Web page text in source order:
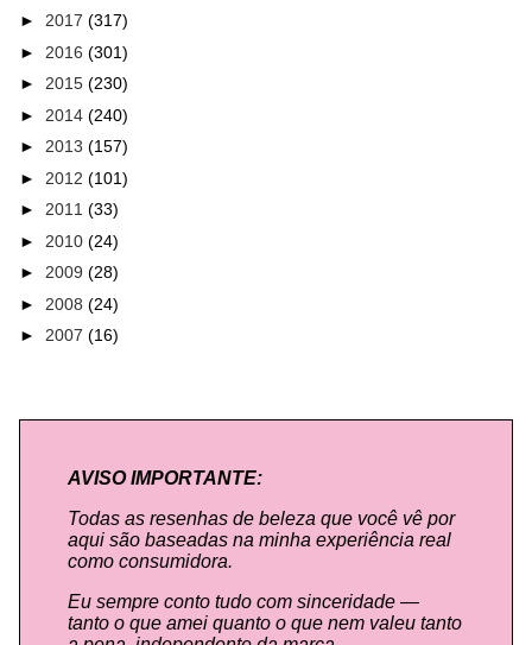
► 2017 (317)
► 2016 (301)
► 2015 (230)
► 2014 (240)
► 2013 (157)
► 2012 (101)
► 2011 (33)
► 2010 (24)
► 2009 (28)
► 2008 (24)
► 2007 (16)
AVISO IMPORTANTE:
Todas as resenhas de beleza que você vê por
aqui são baseadas na minha experiência real
como consumidora.
Eu sempre conto tudo com sinceridade —
tanto o que amei quanto o que nem valeu tanto